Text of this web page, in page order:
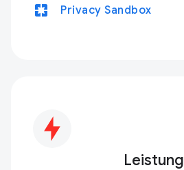
pages Privacy Sandbox
Leistung